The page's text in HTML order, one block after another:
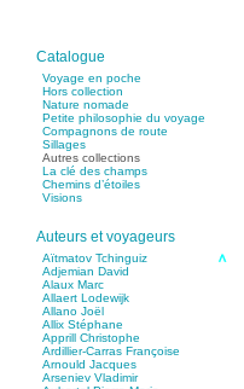
Catalogue
Voyage en poche
Hors collection
Nature nomade
Petite philosophie du voyage
Compagnons de route
Sillages
Autres collections
La clé des champs
Chemins d’étoiles
Visions
Auteurs et voyageurs
Aïtmatov Tchinguiz
Adjemian David
Alaux Marc
Allaert Lodewijk
Allano Joël
Allix Stéphane
Apprill Christophe
Ardillier-Carras Françoise
Arnould Jacques
Arseniev Vladimir